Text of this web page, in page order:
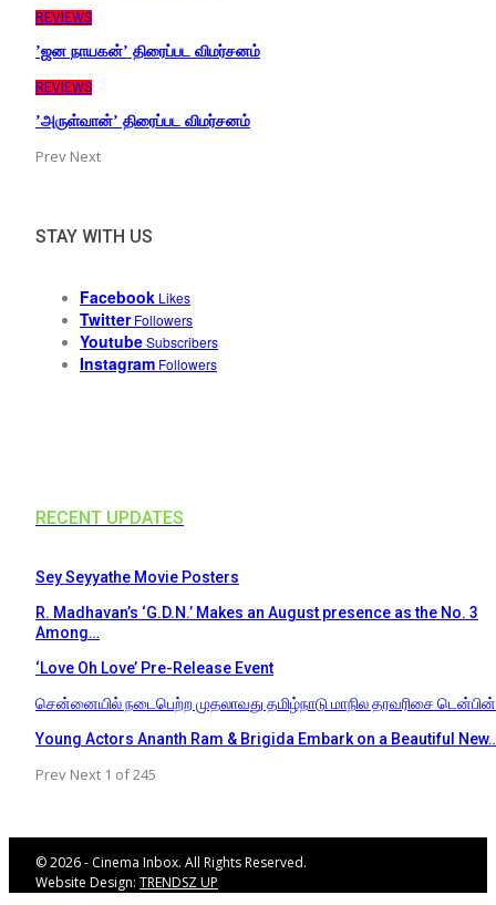
REVIEWS
’ஜன நாயகன்’ திரைப்பட விமர்சனம்
REVIEWS
’அருள்வான்’ திரைப்பட விமர்சனம்
Prev Next
STAY WITH US
Facebook Likes
Twitter Followers
YoutubeSubscribers
Instagram Followers
RECENT UPDATES
Sey Seyyathe Movie Posters
R. Madhavan’s ‘G.D.N.’ Makes an August presence as the No. 3
Among…
‘Love Oh Love’ Pre-Release Event
சென்னையில் நடைபெற்ற முதலாவது தமிழ்நாடு மாநில தரவரிசை
Young Actors Ananth Ram & Brigida Embark on a Beautiful
Prev Next 1 of 245
© 2026 - Cinema Inbox. All Rights Reserved.
Website Design: TRENDSZ UP